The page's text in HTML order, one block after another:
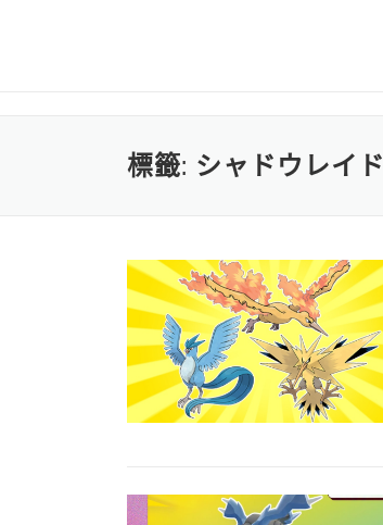
標籤: シャドウレイド